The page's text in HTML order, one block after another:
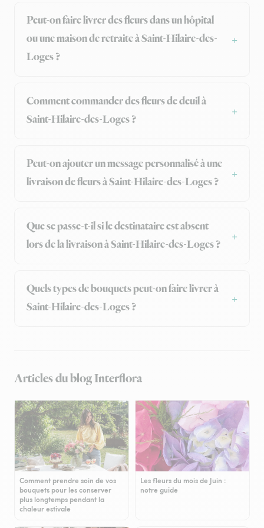
Peut-on faire livrer des fleurs dans un hôpital
ou une maison de retraite à Saint-Hilaire-des-
Loges ?
Comment commander des fleurs de deuil à
Saint-Hilaire-des-Loges ?
Peut-on ajouter un message personnalisé à une
livraison de fleurs à Saint-Hilaire-des-Loges ?
Que se passe-t-il si le destinataire est absent
lors de la livraison à Saint-Hilaire-des-Loges ?
Quels types de bouquets peut-on faire livrer à
Saint-Hilaire-des-Loges ?
Articles du blog Interflora
Comment prendre soin de vos
bouquets pour les conserver
plus longtemps pendant la
chaleur estivale
Les fleurs du mois de Juin :
notre guide